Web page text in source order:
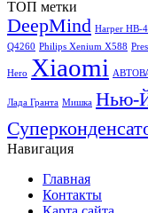
ТОП метки
DeepMind Harper HB-
Q4260 Philips Xenium X588
Hero Xiaomi
Лада Гранта Мишка Нью-
Навигация
Главная
Контакты